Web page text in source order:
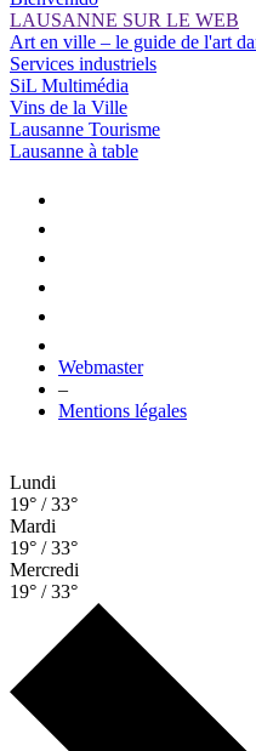
LAUSANNE SUR LE WEB
Art en ville – le guide de l'art
Services industriels
SiL Multimédia
Vins de la Ville
Lausanne Tourisme
Lausanne à table
Webmaster
–
Mentions légales
Lundi
19° / 33°
Mardi
19° / 33°
Mercredi
19° / 33°